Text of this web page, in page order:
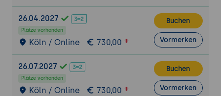
26.04.2027
Plätze vorhanden
Köln / Online 730,00
Buchen
Vormerken
26.07.2027
Plätze vorhanden
Köln / Online 730,00
Buchen
Vormerken